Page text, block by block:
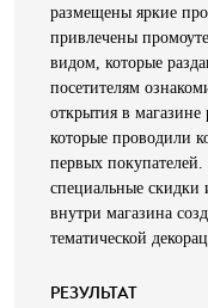
размещены яркие
привлечены
видом, которые
посетителям
открытия в
которые проводили
первых
специальные скидки
внутри магазина
тематической
РЕЗУЛЬТАТ